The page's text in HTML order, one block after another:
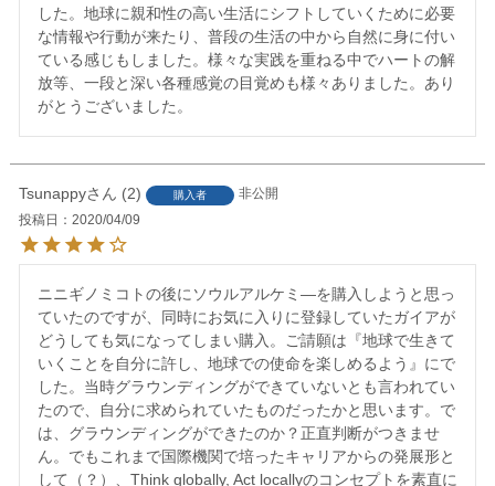
した。地球に親和性の高い生活にシフトしていくために必要
な情報や行動が来たり、普段の生活の中から自然に身に付い
ている感じもしました。様々な実践を重ねる中でハートの解
放等、一段と深い各種感覚の目覚めも様々ありました。あり
がとうございました。
Tsunappy 2 購入者
非公開
投稿日
2020/04/09
ニニギノミコトの後にソウルアルケミ―を購入しようと思っ
ていたのですが、同時にお気に入りに登録していたガイアが
どうしても気になってしまい購入。ご請願は『地球で生きて
いくことを自分に許し、地球での使命を楽しめるよう』にで
した。当時グラウンディングができていないとも言われてい
たので、自分に求められていたものだったかと思います。で
は、グラウンディングができたのか？正直判断がつきませ
ん。でもこれまで国際機関で培ったキャリアからの発展形と
して（？）、Think globally, Act locallyのコンセプトを素直に